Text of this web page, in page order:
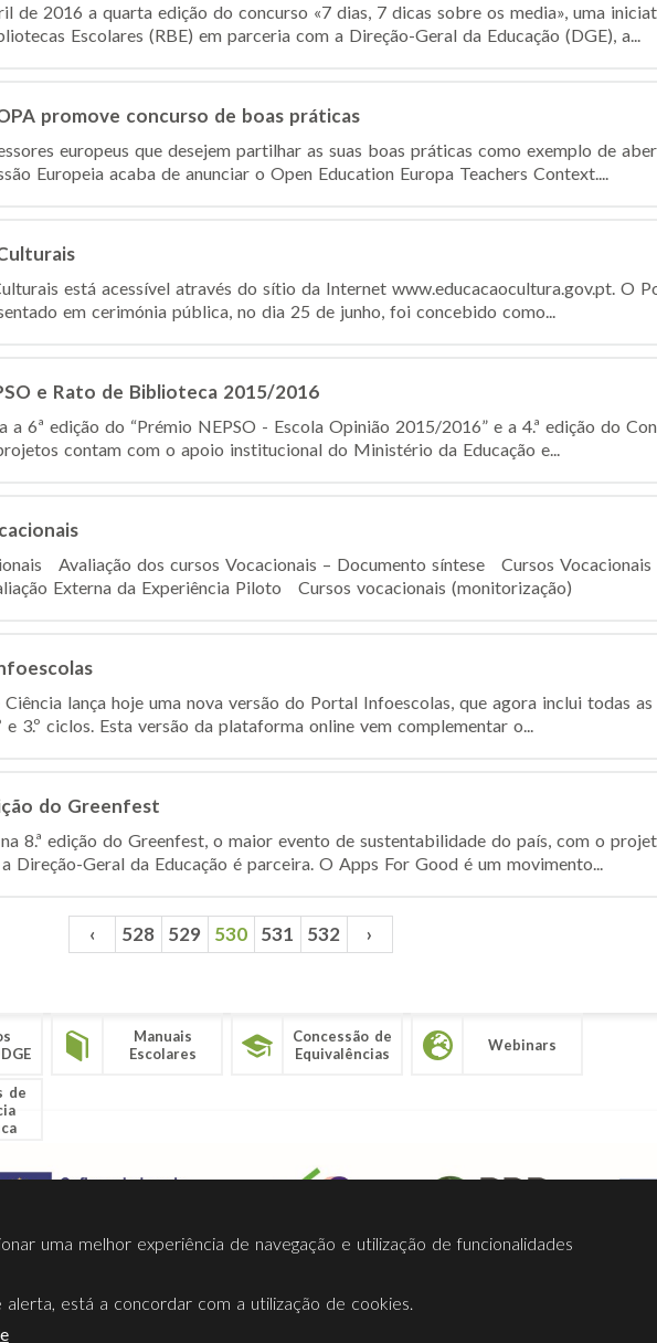
de 2016 a quarta edição do concurso «7 dias, 7 dicas sobre os media», uma
Escolares (RBE) em parceria com a Direção-Geral da Educação (DGE), a...
promove concurso de boas práticas
europeus que desejem partilhar as suas boas práticas como exemplo de
Europeia acaba de anunciar o Open Education Europa Teachers Context....
está acessível através do sítio da Internet www.educacaocultura.gov.pt. O
em cerimónia pública, no dia 25 de junho, foi concebido como...
e Rato de Biblioteca 2015/2016
a 6ª edição do “Prémio NEPSO - Escola Opinião 2015/2016” e a 4.ª edição do
contam com o apoio institucional do Ministério da Educação e...
Avaliação dos cursos Vocacionais – Documento síntese Cursos Vocacionais
Externa da Experiência Piloto Cursos vocacionais (monitorização)
lança hoje uma nova versão do Portal Infoescolas, que agora inclui todas as
e 3.º ciclos. Esta versão da plataforma online vem complementar o...
do Greenfest
8.ª edição do Greenfest, o maior evento de sustentabilidade do país, com o
Direção-Geral da Educação é parceira. O Apps For Good é um movimento...
‹ 528 529 530 531 532 ›
Manuais
Escolares
Concessão de
Equivalências
Webinars
de
Utilização Contactos Ligações Facebook
uma melhor experiência de navegação e utilização de funcionalidades
está a concordar com a utilização de cookies.